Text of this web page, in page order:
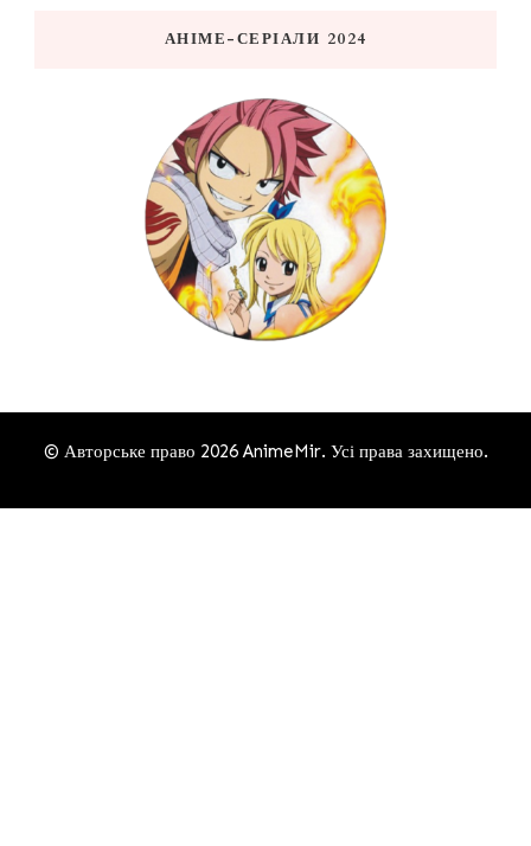
АНІМЕ-СЕРІАЛИ 2024
© Авторське право 2026AnimeMir. Усі права захищено.